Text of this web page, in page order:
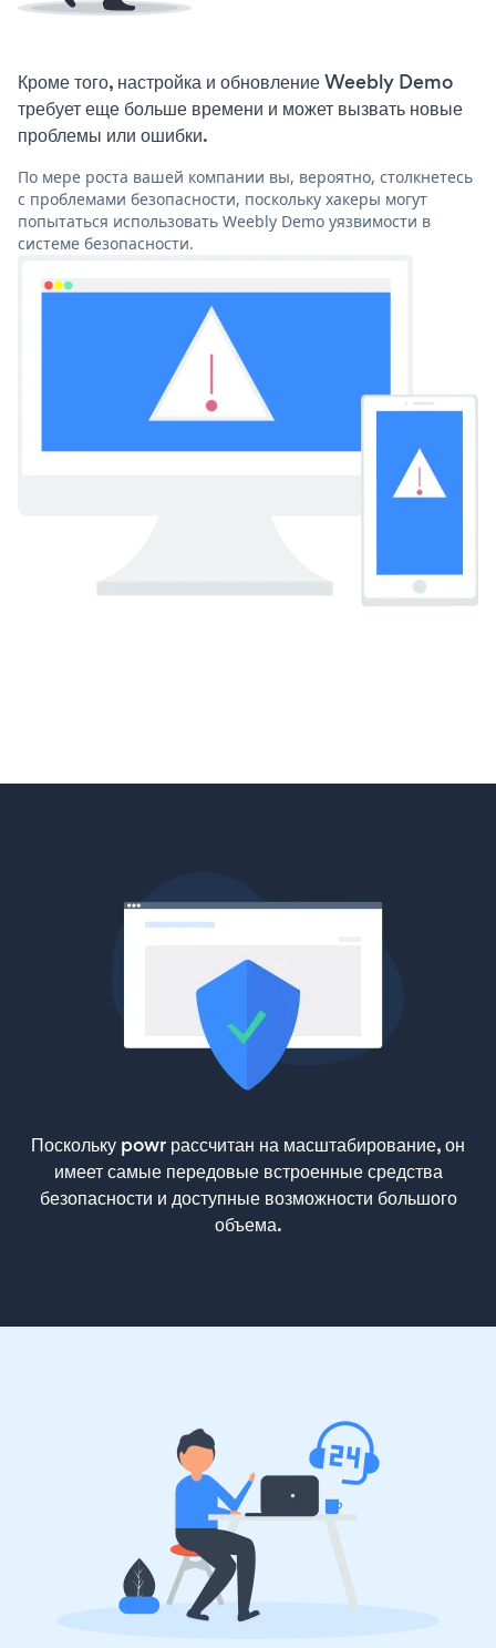
Кроме того, настройка и обновление Weebly Demo
требует еще больше времени и может вызвать новые
проблемы или ошибки.
По мере роста вашей компании вы, вероятно, столкнетесь
с проблемами безопасности, поскольку хакеры могут
попытаться использовать Weebly Demo уязвимости в
системе безопасности.
Поскольку powr рассчитан на масштабирование, он
имеет самые передовые встроенные средства
безопасности и доступные возможности большого
объема.